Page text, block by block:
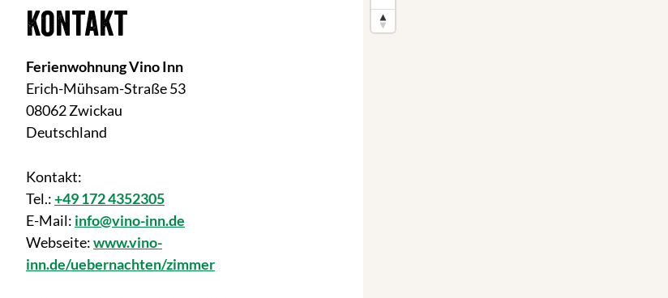
Kontakt
Ferienwohnung Vino Inn
Erich-Mühsam-Straße 53
08062 Zwickau
Deutschland
Kontakt:
Tel.:+49 172 4352305
E-Mail: info@vino-inn.de
Webseite:www.vino-
inn.de/uebernachten/zimmer